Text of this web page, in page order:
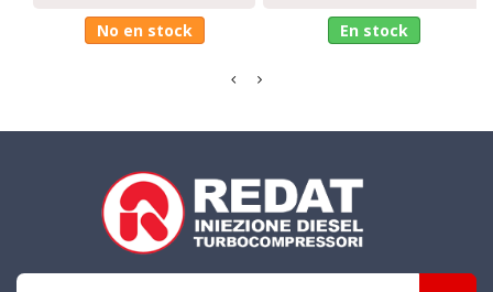
No en stock En stock